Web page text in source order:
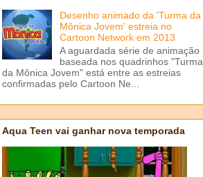
Desenho animado da 'Turma da
Mônica Jovem' estreia no
Cartoon Network em 2013
A aguardada série de animação
baseada nos quadrinhos "Turma
da Mônica Jovem" está entre as estreias
confirmadas pelo Cartoon Ne...
Aqua Teen vai ganhar nova temporada